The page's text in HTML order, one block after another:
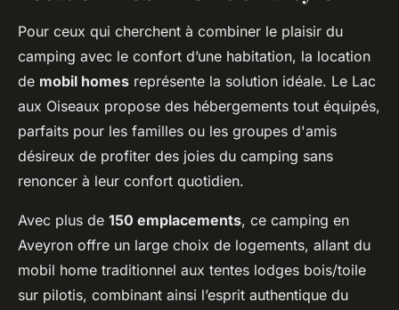
Pour ceux qui cherchent à combiner le plaisir du
camping avec le confort d’une habitation, la location
de mobil homes représente la solution idéale. Le Lac
aux Oiseaux propose des hébergements tout équipés,
parfaits pour les familles ou les groupes d'amis
désireux de profiter des joies du camping sans
renoncer à leur confort quotidien.
Avec plus de 150 emplacements, ce camping en
Aveyron offre un large choix de logements, allant du
mobil home traditionnel aux tentes lodges bois/toile
sur pilotis, combinant ainsi l’esprit authentique du